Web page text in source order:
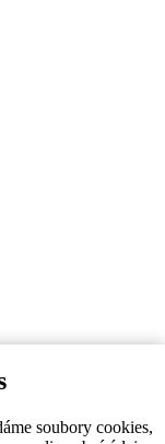
soubory cookies,